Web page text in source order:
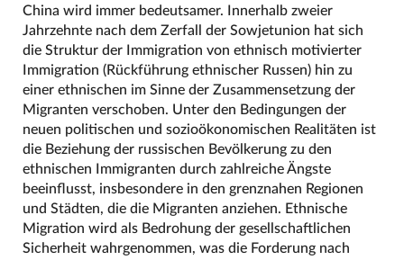
China wird immer bedeutsamer. Innerhalb zweier
Jahrzehnte nach dem Zerfall der Sowjetunion hat sich
die Struktur der Immigration von ethnisch motivierter
Immigration (Rückführung ethnischer Russen) hin zu
einer ethnischen im Sinne der Zusammensetzung der
Migranten verschoben. Unter den Bedingungen der
neuen politischen und sozioökonomischen Realitäten ist
die Beziehung der russischen Bevölkerung zu den
ethnischen Immigranten durch zahlreiche Ängste
beeinflusst, insbesondere in den grenznahen Regionen
und Städten, die die Migranten anziehen. Ethnische
Migration wird als Bedrohung der gesellschaftlichen
Sicherheit wahrgenommen, was die Forderung nach